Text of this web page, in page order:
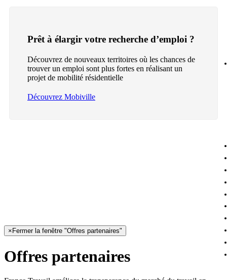
Prêt à élargir votre recherche d’emploi ?
Découvrez de nouveaux territoires où les chances de
trouver un emploi sont plus fortes en réalisant un
projet de mobilité résidentielle
Découvrez Mobiville
× Fermer la fenêtre "Offres partenaires"
Offres partenaires